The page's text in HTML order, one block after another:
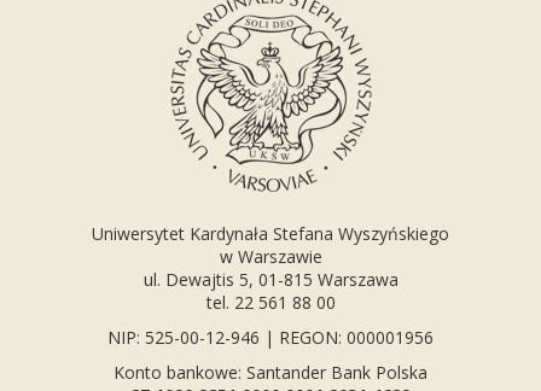
Uniwersytet Kardynała Stefana Wyszyńskiego
w Warszawie
ul. Dewajtis 5, 01-815 Warszawa
tel. 22 561 88 00
NIP: 525-00-12-946 | REGON: 000001956
Konto bankowe: Santander Bank Polska